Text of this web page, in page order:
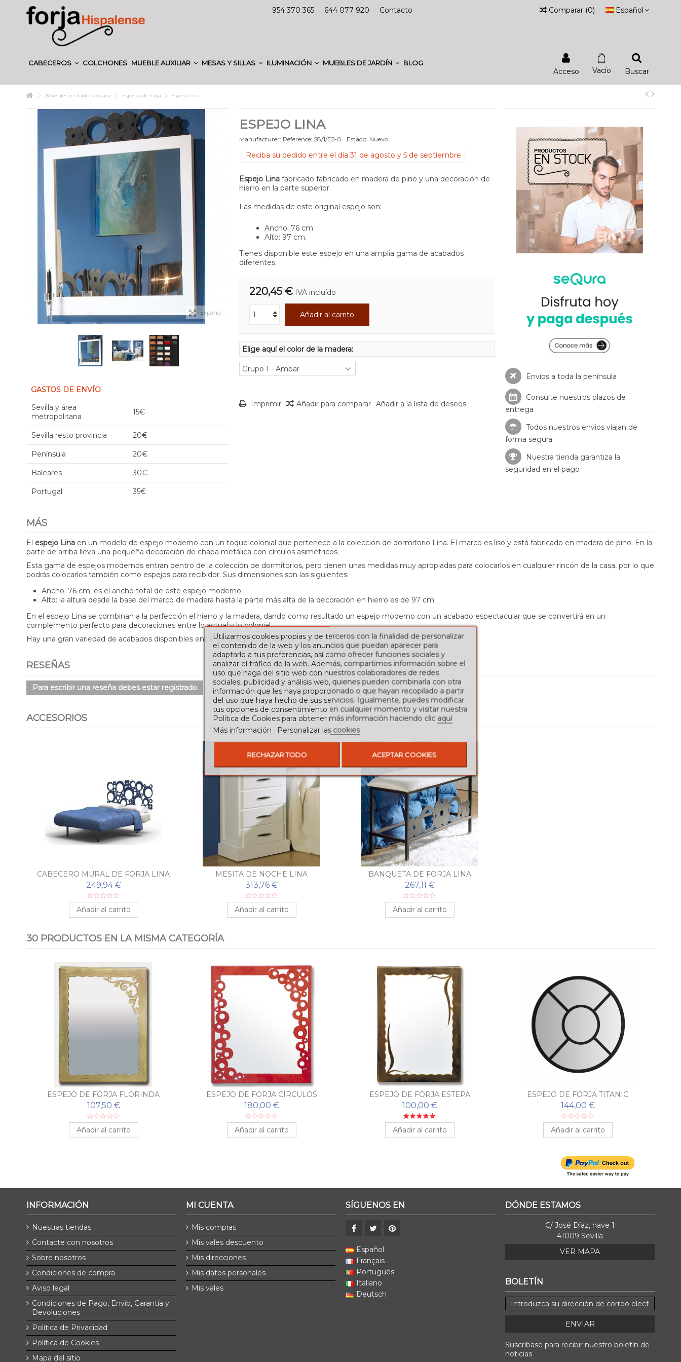
954 370 365 644 077 920 Contacto Español
Comparar (0)
CABECEROS COLCHONES MUEBLE AUXILIAR MESAS Y SILLAS ILUMINACIÓN MUEBLES DE JARDÍN BLOG
Buscar
Vacío
Acceso
Muebles recibidor vintage Espejos de forja Espejo Lina
Expand
GASTOS DE ENVÍO
Sevilla y área
metropolitana
15€
Sevilla resto provincia 20€
Península 20€
Baleares 30€
Portugal 35€
ESPEJO LINA
Manufacturer: Reference: 58/1/E5-0 Estado: Nuevo
Reciba su pedido entre el día 31 de agosto y 5 de septiembre
Espejo Linafabricado fabricado en madera de pino y una decoración de
hierro en la parte superior.
Las medidas de este original espejo son:
Ancho: 76 cm
Alto: 97 cm.
Tienes disponible este espejo en una amplia gama de acabados
diferentes.
220,45 € IVA incluído
Añadir al carrito
Elige aquí el color de la madera:
Imprimir Añadir para comparar Añadir a la lista de deseos
Envíos a toda la península
Consulte nuestros plazos de
entrega
Todos nuestros envios viajan de
forma segura
Nuestra tienda garantiza la
seguridad en el pago
MÁS
El espejo Lina en un modelo de espejo moderno con un toque colonial que pertenece a la colección de dormitorio Lina. El marco es liso y está fabricado en madera de pino. En la
parte de arriba lleva una pequeña decoración de chapa metálica con círculos asimétricos.
Esta gama de espejos modernos entran dentro de la colección de dormitorios, pero tienen unas medidas muy apropiadas para colocarlos en cualquier rincón de la casa, por lo que
podrás colocarlos también como espejos para recibidor. Sus dimensiones son las siguientes:
Ancho: 76 cm. es el ancho total de este espejo moderno.
Alto: la altura desde la base del marco de madera hasta la parte más alta de la decoración en hierro es de 97 cm.
En el espejo Lina se combinan a la perfección el hierro y la madera, dando como resultado un espejo moderno con un acabado espectacular que se convertirá en un
complemento perfecto para decoraciones entre lo actual y lo colonial.
Hay una gran variedad de acabados disponibles entre los que puedes elegir.
RESEÑAS
Para escribir una reseña debes estar registrado
ACCESORIOS
CABECERO MURAL DE FORJA LINA
249,94 €
Añadir al carrito
MESITA DE NOCHE LINA
313,76 €
Añadir al carrito
BANQUETA DE FORJA LINA
267,11 €
Añadir al carrito
30 PRODUCTOS EN LA MISMA CATEGORÍA
ESPEJO DE FORJA FLORINDA
107,50 €
Añadir al carrito
ESPEJO DE FORJA CÍRCULOS
180,00 €
Añadir al carrito
ESPEJO DE FORJA ESTEPA
100,00 €
Añadir al carrito
ESPEJO DE FORJA TITANIC
144,00 €
Añadir al carrito
INFORMACIÓN
Nuestras tiendas
Contacte con nosotros
Sobre nosotros
Condiciones de compra
Aviso legal
Condiciones de Pago, Envío, Garantía y
Devoluciones
Política de Privacidad
Política de Cookies
Mapa del sitio
MI CUENTA
Mis compras
Mis vales descuento
Mis direcciones
Mis datos personales
Mis vales
SÍGUENOS EN
Español
Français
Português
Italiano
Deutsch
DÓNDE ESTAMOS
C/ José Díaz, nave 1
41009 Sevilla
VER MAPA
BOLETÍN
ENVIAR
Suscríbase para recibir nuestro boletín de
noticias
Utilizamos cookies propias y de terceros con la finalidad de personalizar
el contenido de la web y los anuncios que puedan aparecer para
adaptarlo a tus preferencias, así como ofrecer funciones sociales y
analizar el tráfico de la web. Además, compartimos información sobre el
uso que haga del sitio web con nuestros colaboradores de redes
sociales, publicidad y análisis web, quienes pueden combinarla con otra
información que les haya proporcionado o que hayan recopilado a partir
del uso que haya hecho de sus servicios. Igualmente, puedes modificar
tus opciones de consentimiento en cualquier momento y visitar nuestra
Política de Cookies para obtener más información haciendo clic aquí
Más información
Personalizar las cookies
RECHAZAR TODO ACEPTAR COOKIES